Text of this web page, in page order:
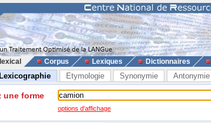
Corpus Lexiques Dictionnaires
Lexicographie Etymologie Synonymie Antonymie
une forme
options d'affichage